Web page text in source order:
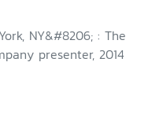
NY&#8206; : The
presenter, 2014